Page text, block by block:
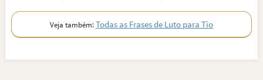
Veja também:Todas as Frases de Luto para Tio